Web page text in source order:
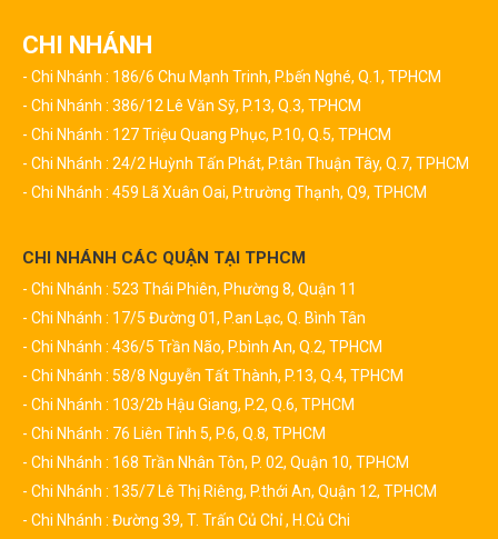
CHI NHÁNH
- Chi Nhánh : 186/6 Chu Mạnh Trinh, P.bến Nghé, Q.1, TPHCM
- Chi Nhánh : 386/12 Lê Văn Sỹ, P.13, Q.3, TPHCM
- Chi Nhánh : 127 Triệu Quang Phục, P.10, Q.5, TPHCM
- Chi Nhánh : 24/2 Huỳnh Tấn Phát, P.tân Thuận Tây, Q.7, TPHCM
- Chi Nhánh : 459 Lã Xuân Oai, P.trường Thạnh, Q9, TPHCM
CHI NHÁNH CÁC QUẬN TẠI TPHCM
- Chi Nhánh : 523 Thái Phiên, Phường 8, Quận 11
- Chi Nhánh : 17/5 Đường 01, P.an Lạc, Q. Bình Tân
- Chi Nhánh : 436/5 Trần Não, P.bình An, Q.2, TPHCM
- Chi Nhánh : 58/8 Nguyễn Tất Thành, P.13, Q.4, TPHCM
- Chi Nhánh : 103/2b Hậu Giang, P.2, Q.6, TPHCM
- Chi Nhánh : 76 Liên Tỉnh 5, P.6, Q.8, TPHCM
- Chi Nhánh : 168 Trần Nhân Tôn, P. 02, Quận 10, TPHCM
- Chi Nhánh : 135/7 Lê Thị Riêng, P.thới An, Quận 12, TPHCM
- Chi Nhánh : Đường 39, T. Trấn Củ Chỉ , H.Củ Chi